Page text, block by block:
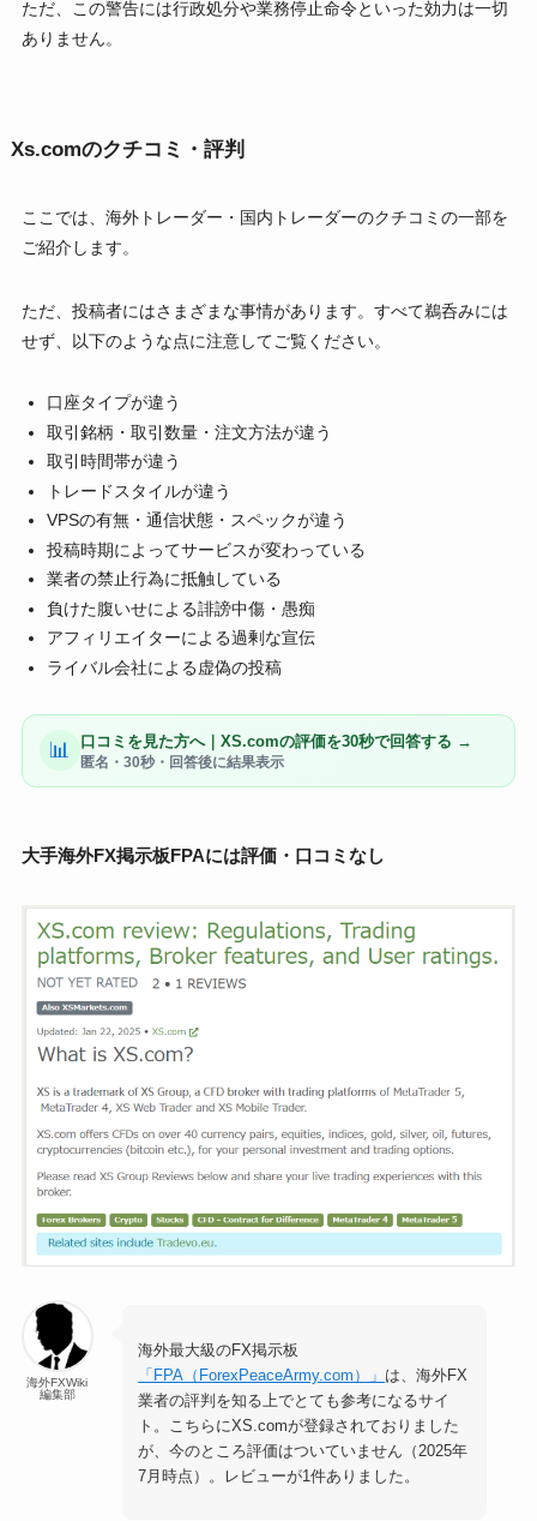
ただ、この警告には行政処分や業務停止命令といった効力は一切
ありません。
Xs.comのクチコミ・評判
ここでは、海外トレーダー・国内トレーダーのクチコミの一部を
ご紹介します。
ただ、投稿者にはさまざまな事情があります。すべて鵜呑みには
せず、以下のような点に注意してご覧ください。
口座タイプが違う
取引銘柄・取引数量・注文方法が違う
取引時間帯が違う
トレードスタイルが違う
VPSの有無・通信状態・スペックが違う
投稿時期によってサービスが変わっている
業者の禁止行為に抵触している
負けた腹いせによる誹謗中傷・愚痴
アフィリエイターによる過剰な宣伝
ライバル会社による虚偽の投稿
📊 口コミを見た方へ｜XS.comの評価を30秒で回答する →
匿名・30秒・回答後に結果表示
大手海外FX掲示板FPAには評価・口コミなし
海外FXWiki
編集部
海外最大級のFX掲示板
「FPA（ForexPeaceArmy.com）」 は、海外FX
業者の評判を知る上でとても参考になるサイ
ト。こちらにXS.comが登録されておりました
が、今のところ評価はついていません（2025年
7月時点）。レビューが1件ありました。